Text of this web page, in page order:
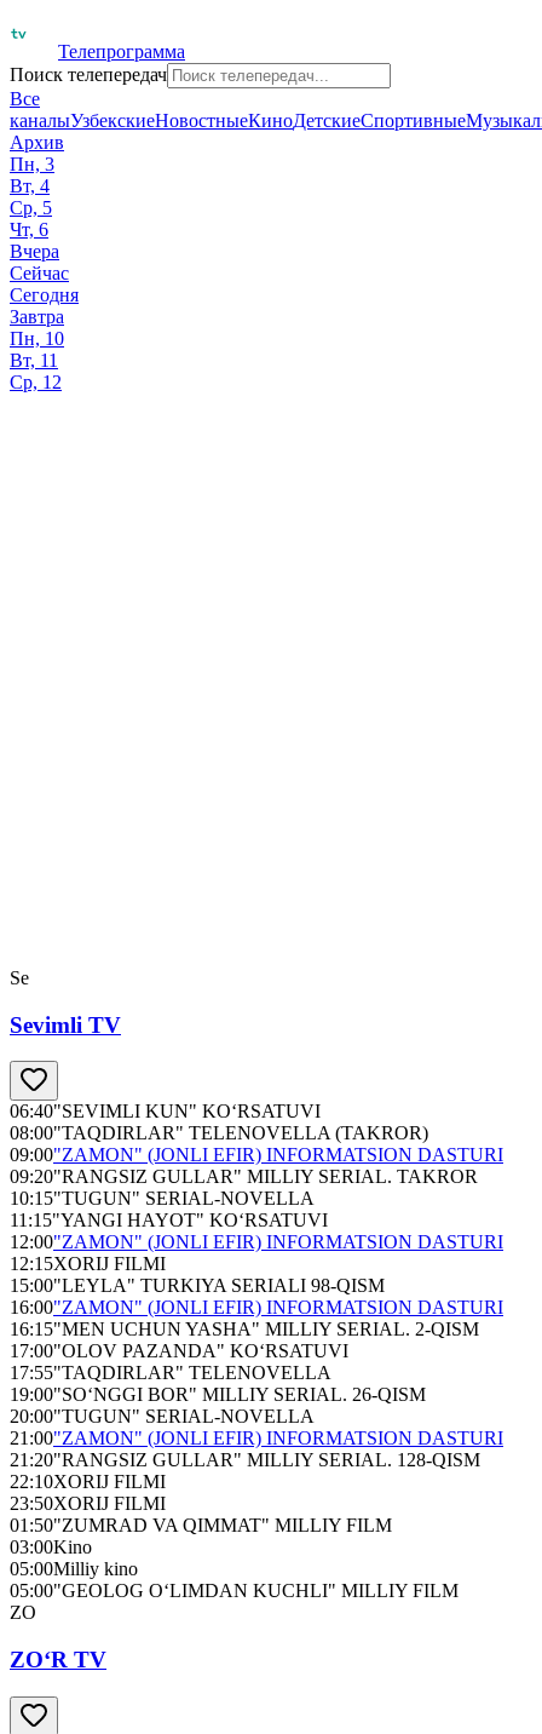
Телепрограмма
Поиск телепередач
Все
каналыУзбекскиеНовостныеКиноДетскиеСпортивные
Архив
Пн, 3
Вт, 4
Ср, 5
Чт, 6
Вчера
Сейчас
Сегодня
Завтра
Пн, 10
Вт, 11
Ср, 12
Se
Sevimli TV
06:40"SEVIMLI KUN" KO‘RSATUVI
08:00"TAQDIRLAR" TELENOVELLA (TAKROR)
09:00"ZAMON" (JONLI EFIR) INFORMATSION DASTURI
09:20"RANGSIZ GULLAR" MILLIY SERIAL. TAKROR
10:15"TUGUN" SERIAL-NOVELLA
11:15"YANGI HAYOT" KO‘RSATUVI
12:00"ZAMON" (JONLI EFIR) INFORMATSION DASTURI
12:15XORIJ FILMI
15:00"LEYLA" TURKIYA SERIALI 98-QISM
16:00"ZAMON" (JONLI EFIR) INFORMATSION DASTURI
16:15"MEN UCHUN YASHA" MILLIY SERIAL. 2-QISM
17:00"OLOV PAZANDA" KO‘RSATUVI
17:55"TAQDIRLAR" TELENOVELLA
19:00"SO‘NGGI BOR" MILLIY SERIAL. 26-QISM
20:00"TUGUN" SERIAL-NOVELLA
21:00"ZAMON" (JONLI EFIR) INFORMATSION DASTURI
21:20"RANGSIZ GULLAR" MILLIY SERIAL. 128-QISM
22:10XORIJ FILMI
23:50XORIJ FILMI
01:50"ZUMRAD VA QIMMAT" MILLIY FILM
03:00Kino
05:00Milliy kino
05:00"GEOLOG O‘LIMDAN KUCHLI" MILLIY FILM
ZO
ZO‘R TV